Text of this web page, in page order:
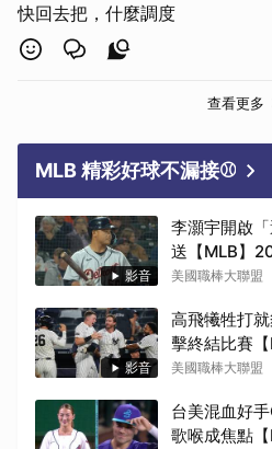
快回去把，什麼調度
查看更多
MLB 精彩好球不漏接⚾
影音
李灝宇開啟
送【MLB】
美國職棒大聯盟
影音
高飛犧牲打
擊終結比賽
美國職棒大聯盟
台美混血好
歌喉成焦點